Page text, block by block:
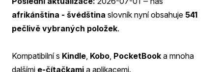
afrikánština - švédština slovník nyní obsahuje 541
pečlivě vybraných položek.
Kompatibilní s Kindle Kobo PocketBook a mnoha
dalšími e-čítačkami a aplikacemi.